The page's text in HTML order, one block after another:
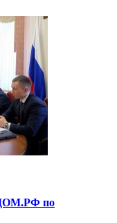
ДОМ.РФ по